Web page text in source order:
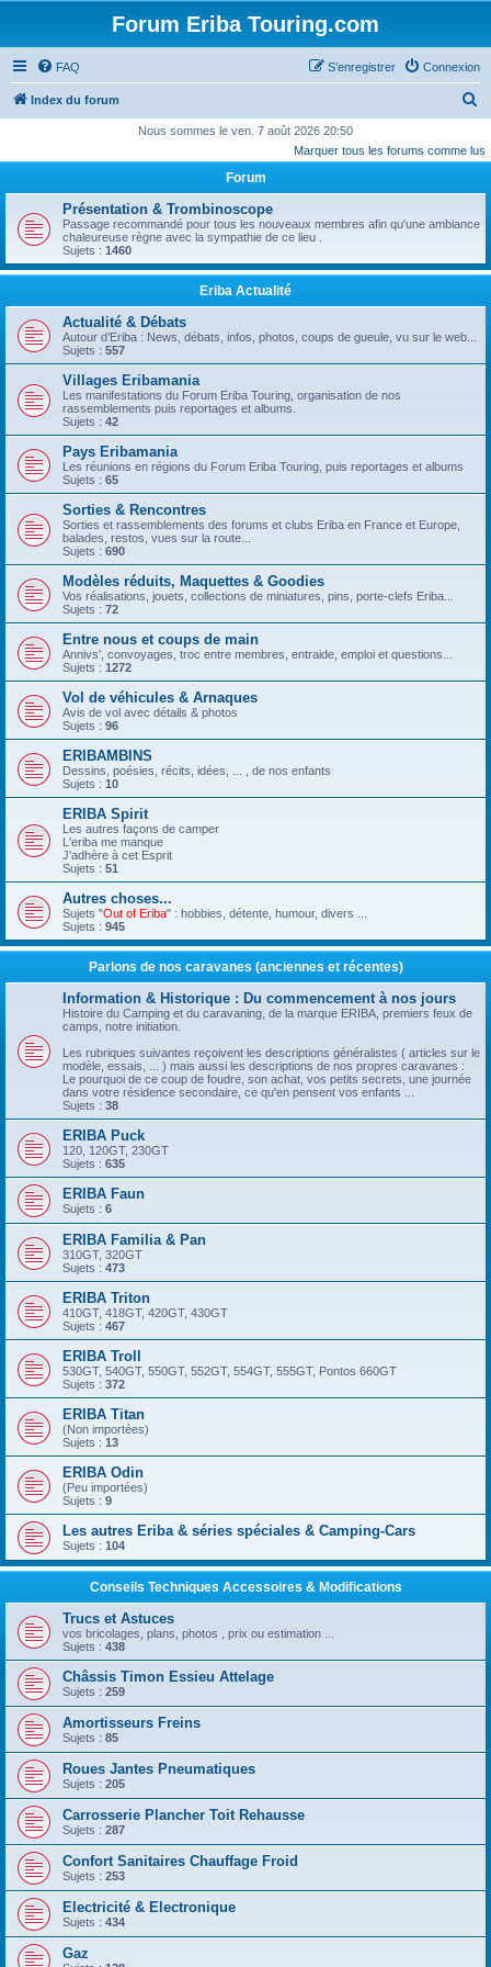
Forum Eriba Touring.com
FAQ Connexion
S’enregistrer
Index du forum
c
r
e
Nous sommes le ven. 7 août 2026 20:50
Marquer tous les forums comme lus
Forum
Présentation & Trombinoscope
Passage recommandé pour tous les nouveaux membres afin qu'une ambiance
chaleureuse règne avec la sympathie de ce lieu .
Sujets : 1460
Eriba Actualité
Actualité & Débats
Autour d’Eriba : News, débats, infos, photos, coups de gueule, vu sur le web...
Sujets : 557
Villages Eribamania
Les manifestations du Forum Eriba Touring, organisation de nos
rassemblements puis reportages et albums.
Sujets : 42
Pays Eribamania
Les réunions en régions du Forum Eriba Touring, puis reportages et albums
Sujets : 65
Sorties & Rencontres
Sorties et rassemblements des forums et clubs Eriba en France et Europe,
balades, restos, vues sur la route...
Sujets : 690
Modèles réduits, Maquettes & Goodies
Vos réalisations, jouets, collections de miniatures, pins, porte-clefs Eriba...
Sujets : 72
Entre nous et coups de main
Annivs', convoyages, troc entre membres, entraide, emploi et questions...
Sujets : 1272
Vol de véhicules & Arnaques
Avis de vol avec détails & photos
Sujets : 96
ERIBAMBINS
Dessins, poésies, récits, idées, ... , de nos enfants
Sujets : 10
ERIBA Spirit
Les autres façons de camper
L'eriba me manque
J'adhère à cet Esprit
Sujets : 51
Autres choses...
Sujets "Out of Eriba" : hobbies, détente, humour, divers ...
Sujets : 945
Parlons de nos caravanes (anciennes et récentes)
Information & Historique : Du commencement à nos jours
Histoire du Camping et du caravaning, de la marque ERIBA, premiers feux de
camps, notre initiation.
Les rubriques suivantes reçoivent les descriptions généralistes ( articles sur le
modèle, essais, ... ) mais aussi les descriptions de nos propres caravanes :
Le pourquoi de ce coup de foudre, son achat, vos petits secrets, une journée
dans votre résidence secondaire, ce qu'en pensent vos enfants ...
Sujets : 38
ERIBA Puck
120, 120GT, 230GT
Sujets : 635
ERIBA Faun
Sujets : 6
ERIBA Familia & Pan
310GT, 320GT
Sujets : 473
ERIBA Triton
410GT, 418GT, 420GT, 430GT
Sujets : 467
ERIBA Troll
530GT, 540GT, 550GT, 552GT, 554GT, 555GT, Pontos 660GT
Sujets : 372
ERIBA Titan
(Non importées)
Sujets : 13
ERIBA Odin
(Peu importées)
Sujets : 9
Les autres Eriba & séries spéciales & Camping-Cars
Sujets : 104
Conseils Techniques Accessoires & Modifications
Trucs et Astuces
vos bricolages, plans, photos , prix ou estimation ...
Sujets : 438
Châssis Timon Essieu Attelage
Sujets : 259
Amortisseurs Freins
Sujets : 85
Roues Jantes Pneumatiques
Sujets : 205
Carrosserie Plancher Toit Rehausse
Sujets : 287
Confort Sanitaires Chauffage Froid
Sujets : 253
Electricité & Electronique
Sujets : 434
Gaz